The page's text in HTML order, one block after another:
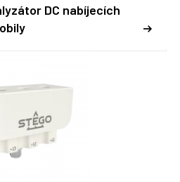
DC nabíjecích